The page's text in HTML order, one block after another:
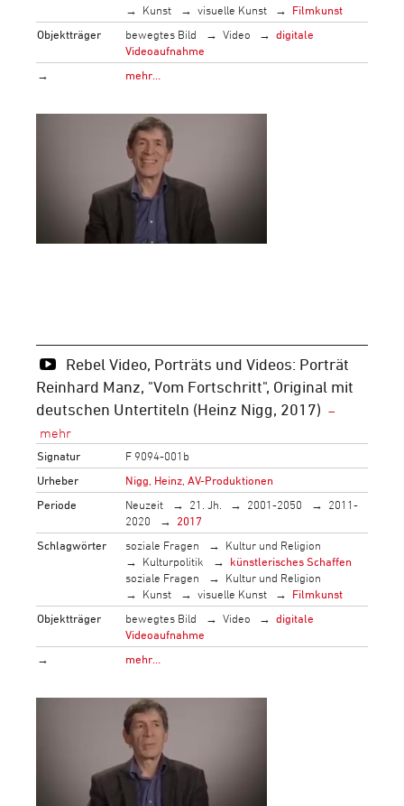
Kunst
visuelle Kunst
Filmkunst
Objektträger
bewegtes Bild Video
digitale
Videoaufnahme
→
mehr…
Rebel Video, Porträts und Videos: Porträt
Reinhard Manz, "Vom Fortschritt", Original mit
deutschen Untertiteln (Heinz Nigg, 2017)
Signatur
F 9094-001b
Urheber
Nigg, Heinz, AV-Produktionen
Periode
Neuzeit 21. Jh. 2001-2050
2011-
2020
2017
Schlagwörter
soziale Fragen
Kultur und Religion
Kulturpolitik
künstlerisches Schaffen
soziale Fragen
Kultur und Religion
Kunst
visuelle Kunst
Filmkunst
Objektträger
bewegtes Bild Video
digitale
Videoaufnahme
→
mehr…